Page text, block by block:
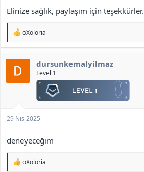
Elinize sağlık, paylaşım için teşekkürler.
T
p
oXoloria
dursunkemalyilmaz
Level 1
29 Nis 2025
deneyeceğim
T
oXoloria